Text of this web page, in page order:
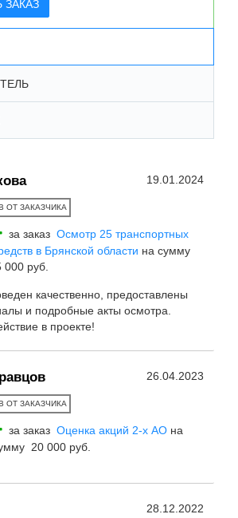
ЗАКАЗ
19.01.2024
ОТ ЗАКАЗЧИКА
за заказ Осмотр 25 транспортных
в Брянской области на сумму
000 руб.
качественно, предоставлены
и подробные акты осмотра.
в проекте!
26.04.2023
ОТ ЗАКАЗЧИКА
за заказ Оценка акций 2-х АО на
20 000 руб.
28.12.2022